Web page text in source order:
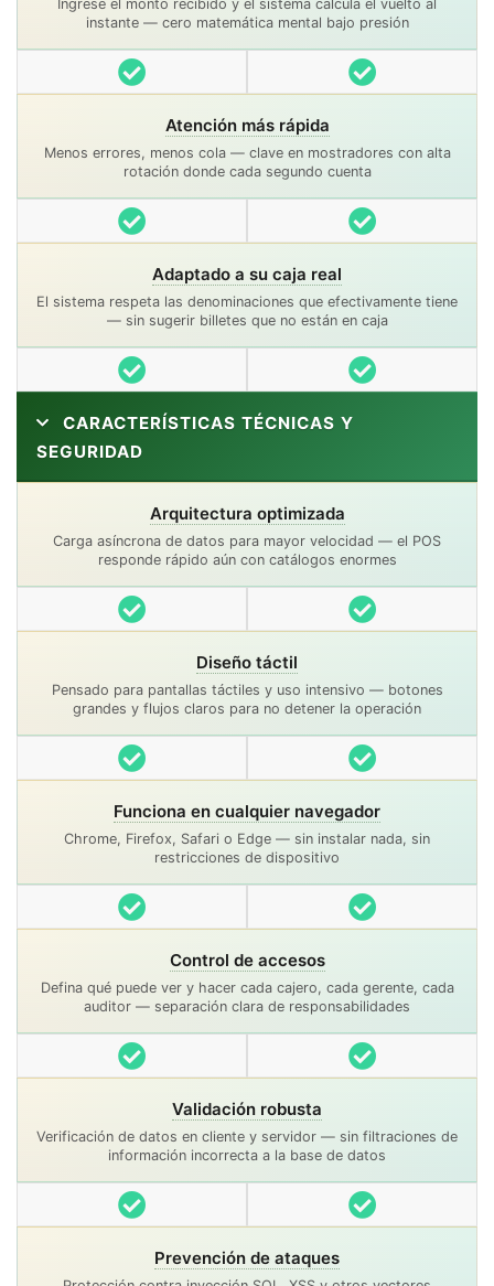
Ingrese el monto recibido y el sistema calcula el vuelto al
instante — cero matemática mental bajo presión
Incluido Incluido
Atención más rápida
Menos errores, menos cola — clave en mostradores con alta
rotación donde cada segundo cuenta
Incluido Incluido
Adaptado a su caja real
El sistema respeta las denominaciones que efectivamente tiene
— sin sugerir billetes que no están en caja
Incluido Incluido
CARACTERÍSTICAS TÉCNICAS Y
SEGURIDAD
Arquitectura optimizada
Carga asíncrona de datos para mayor velocidad — el POS
responde rápido aún con catálogos enormes
Incluido Incluido
Diseño táctil
Pensado para pantallas táctiles y uso intensivo — botones
grandes y flujos claros para no detener la operación
Incluido Incluido
Funciona en cualquier navegador
Chrome, Firefox, Safari o Edge — sin instalar nada, sin
restricciones de dispositivo
Incluido Incluido
Control de accesos
Defina qué puede ver y hacer cada cajero, cada gerente, cada
auditor — separación clara de responsabilidades
Incluido Incluido
Validación robusta
Verificación de datos en cliente y servidor — sin filtraciones de
información incorrecta a la base de datos
Incluido Incluido
Prevención de ataques